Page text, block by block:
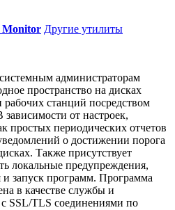
Monitor Другие утилиты
администраторам
пространство на дисках
рабочих станций посредством
от настроек,
простых периодических отчетов
о достижении порога
Также присутствует
локальные предупреждения,
запуск программ. Программа
в качестве службы и
SSL/TLS соединениями по